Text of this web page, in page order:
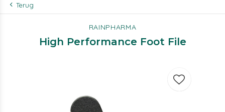
Terug
RAINPHARMA
High Performance Foot File